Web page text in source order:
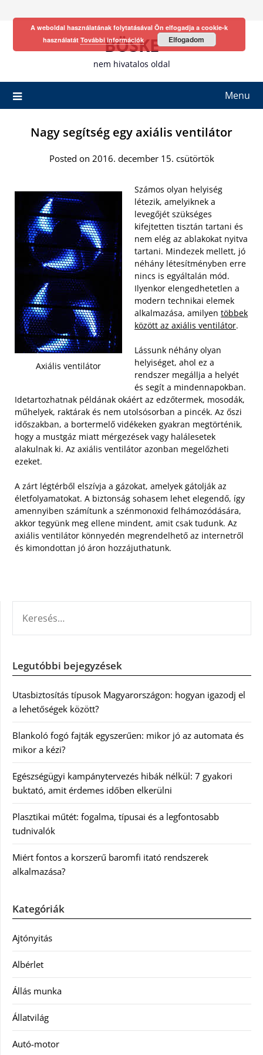
BÖSKE
nem hivatalos oldal
Menu
Nagy segítség egy axiális ventilátor
Posted on 2016. december 15. csütörtök
Axiális ventilátor
Számos olyan helyiség
létezik, amelyiknek a
levegőjét szükséges
kifejtetten tisztán tartani és
nem elég az ablakokat nyitva
tartani. Mindezek mellett, jó
néhány létesítményben erre
nincs is egyáltalán mód.
Ilyenkor elengedhetetlen a
modern technikai elemek
alkalmazása, amilyen többek
között az axiális ventilátor.
Lássunk néhány olyan
helyiséget, ahol ez a
rendszer megállja a helyét
és segít a mindennapokban.
Idetartozhatnak példának okáért az edzőtermek, mosodák,
műhelyek, raktárak és nem utolsósorban a pincék. Az őszi
időszakban, a bortermelő vidékeken gyakran megtörténik,
hogy a mustgáz miatt mérgezések vagy halálesetek
alakulnak ki. Az axiális ventilátor azonban megelőzheti
ezeket.
A zárt légtérből elszívja a gázokat, amelyek gátolják az
életfolyamatokat. A biztonság sohasem lehet elegendő, így
amennyiben számítunk a szénmonoxid felhámozódására,
akkor tegyünk meg ellene mindent, amit csak tudunk. Az
axiális ventilátor könnyedén megrendelhető az internetről
és kimondottan jó áron hozzájuthatunk.
Legutóbbi bejegyzések
Utasbiztosítás típusok Magyarországon: hogyan igazodj el
a lehetőségek között?
Blankoló fogó fajták egyszerűen: mikor jó az automata és
mikor a kézi?
Egészségügyi kampánytervezés hibák nélkül: 7 gyakori
buktató, amit érdemes időben elkerülni
Plasztikai műtét: fogalma, típusai és a legfontosabb
tudnivalók
Miért fontos a korszerű baromfi itató rendszerek
alkalmazása?
Kategóriák
Ajtónyitás
Albérlet
Állás munka
Állatvilág
Autó-motor
A weboldal használatának folytatásával Ön elfogadja a cookie-k
használatát További információk Elfogadom